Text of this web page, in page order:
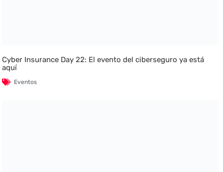
Cyber Insurance Day 22: El evento del ciberseguro ya está
aquí
Eventos